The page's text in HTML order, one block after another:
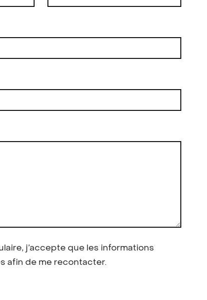
j’accepte que les informations
afin de me recontacter.